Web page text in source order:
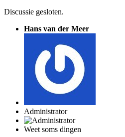
Discussie gesloten.
Hans van der Meer
Administrator
Weet soms dingen